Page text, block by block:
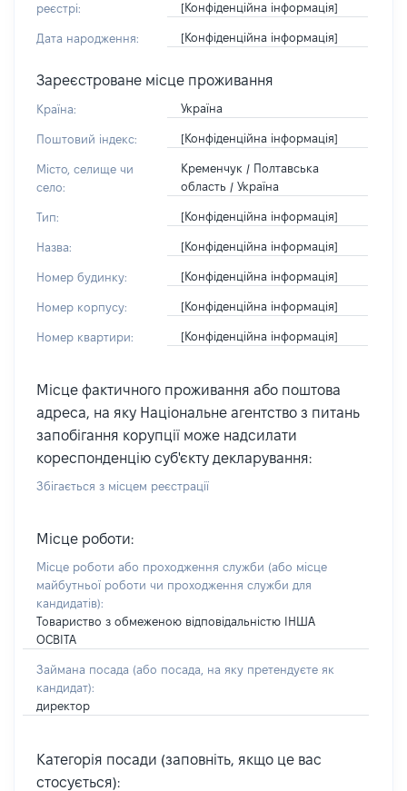
реєстрі:
[Конфіденційна інформація]
Дата народження: [Конфіденційна інформація]
Зареєстроване місце проживання
Країна: Україна
Поштовий індекс: [Конфіденційна інформація]
Місто, селище чи
село:
Кременчук / Полтавська
область / Україна
Тип: [Конфіденційна інформація]
Назва: [Конфіденційна інформація]
Номер будинку: [Конфіденційна інформація]
Номер корпусу: [Конфіденційна інформація]
Номер квартири: [Конфіденційна інформація]
Місце фактичного проживання або поштова
адреса, на яку Національне агентство з питань
запобігання корупції може надсилати
кореспонденцію суб'єкту декларування:
Збігається з місцем реєстрації
Місце роботи:
Місце роботи або проходження служби (або місце
майбутньої роботи чи проходження служби для
кандидатів):
Товариство з обмеженою відповідальністю ІНША
ОСВІТА
Займана посада (або посада, на яку претендуєте як
кандидат):
директор
Категорія посади (заповніть, якщо це вас
стосується):